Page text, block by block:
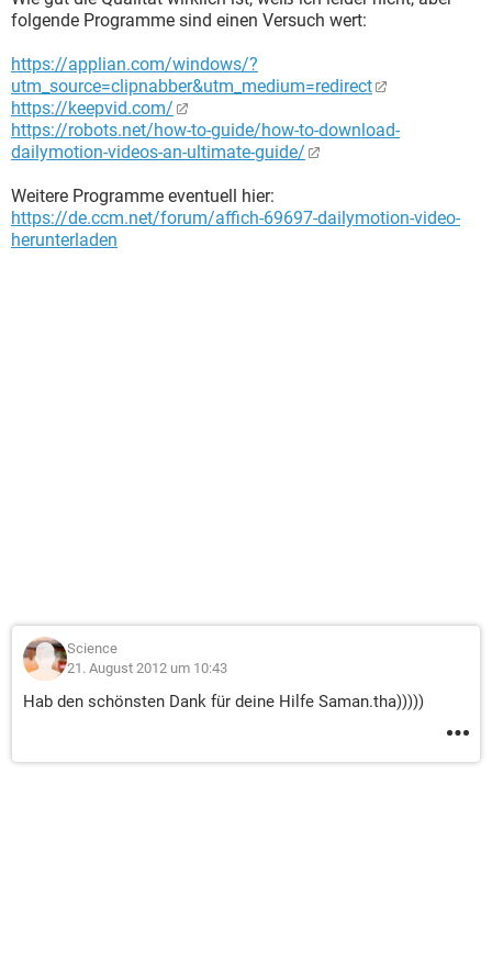
folgende Programme sind einen Versuch wert:
https://applian.com/windows/?
utm_source=clipnabber&utm_medium=redirect
https://keepvid.com/
https://robots.net/how-to-guide/how-to-download-
dailymotion-videos-an-ultimate-guide/
Weitere Programme eventuell hier:
https://de.ccm.net/forum/affich-69697-dailymotion-video-
herunterladen
Science
21. August 2012 um 10:43
Hab den schönsten Dank für deine Hilfe Saman.tha)))))